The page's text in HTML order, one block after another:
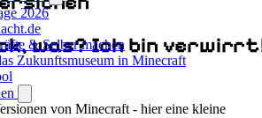
2026
& Selber machen
Zukunftsmuseum in Minecraft
was? Ich bin
von Minecraft - hier eine kleine